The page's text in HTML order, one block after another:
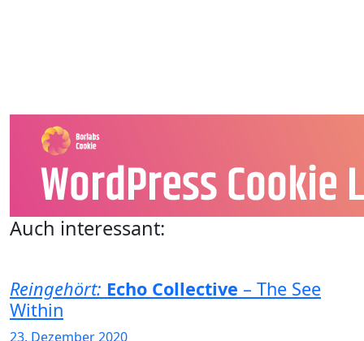
Auch interessant:
Reingehört: Echo Collective – The See
Within
23. Dezember 2020